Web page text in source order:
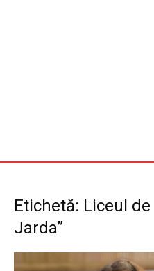
Etichetă: Liceul
Jarda”